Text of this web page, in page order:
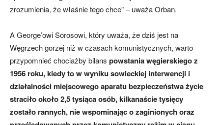
zrozumienia, że właśnie tego chce” – uważa Orban.
A George’owi Sorosowi, który uważa, że dziś jest na
Węgrzech gorzej niż w czasach komunistycznych, warto
przypomnieć chociażby bilans powstania węgierskiego z
1956 roku, kiedy to w wyniku sowieckiej interwencji i
działalności miejscowego aparatu bezpieczeństwa życie
straciło około 2,5 tysiąca osób, kilkanaście tysięcy
zostało rannych, nie wspominając o zaginionych oraz